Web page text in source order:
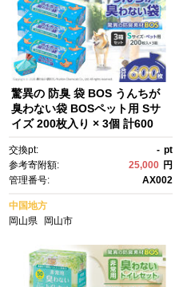
驚異の 防臭 袋 BOS うんちが
臭わない袋 BOSペット用 Sサ
イズ 200枚入り × 3個 計600
耗品 常備品 生活用品 まとめ買
い ゴミ箱 ゴミ袋 生ゴミ 防
臭 ペット 赤ちゃん おむつ 防臭
袋 臭わない 大容量 日用消耗
品 セット ふるさと 岡山 送料無
料
交換pt: - pt
参考寄附額:
25,000 円
管理番号:
AX002
中国地方
岡山県
岡山市